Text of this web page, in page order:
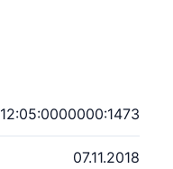
12:05:0000000:1473
07.11.2018